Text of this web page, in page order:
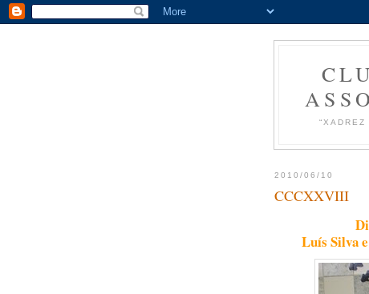
2010/06/10
CCCXXVIII
Luís Silva